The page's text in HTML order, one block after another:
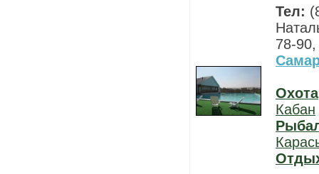
Тел:
78-
Охота
Кабан